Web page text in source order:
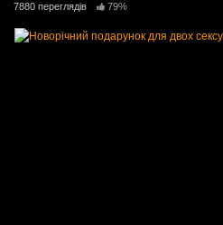
7880 переглядів 79%